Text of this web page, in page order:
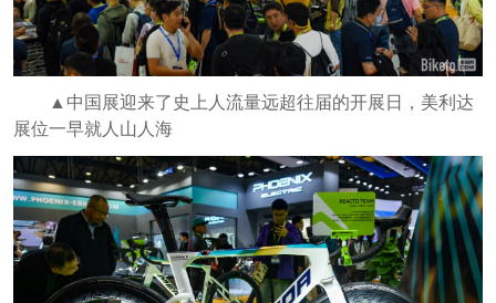
▲中国展迎来了史上人流量远超往届的开展日，美利达
展位一早就人山人海